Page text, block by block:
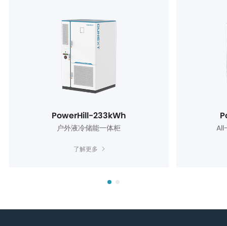
PowerHill-233kWh
户外液冷储能一体柜
了解更多